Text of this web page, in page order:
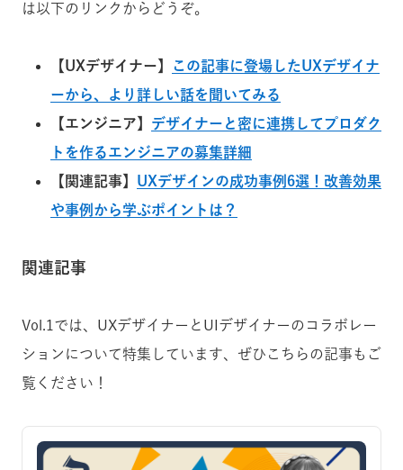
は以下のリンクからどうぞ。
【UXデザイナー】
この記事に登場したUXデザイナ
ーから、より詳しい話を聞いてみる
【エンジニア】 デザイナーと密に連携してプロダク
トを作るエンジニアの募集詳細
【関連記事】 UXデザインの成功事例6選！改善効果
や事例から学ぶポイントは？
関連記事
Vol.1では、UXデザイナーとUIデザイナーのコラボレー
ションについて特集しています、ぜひこちらの記事もご
覧ください！